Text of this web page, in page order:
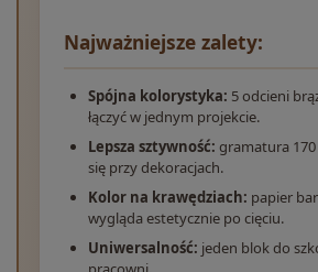
Najważniejsze zalety:
Spójna kolorystyka: 5 odcieni
łączyć w jednym projekcie.
Lepsza sztywność: gramatura
się przy dekoracjach.
Kolor na krawędziach: papier
wygląda estetycznie po cięciu.
Uniwersalność: jeden blok do